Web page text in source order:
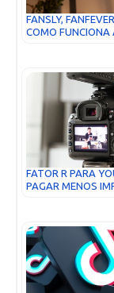
FANSLY,
COMO FUNCIONA
FATOR R PARA
PAGAR MENOS